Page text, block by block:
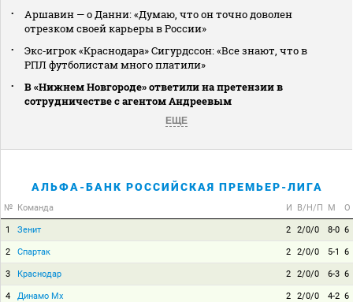
Аршавин — о Данни: «Думаю, что он точно доволен
отрезком своей карьеры в России»
Экс‑игрок «Краснодара» Сигурдссон: «Все знают, что в
РПЛ футболистам много платили»
В «Нижнем Новгороде» ответили на претензии в
сотрудничестве с агентом Андреевым
ЕЩЕ
АЛЬФА-БАНК РОССИЙСКАЯ ПРЕМЬЕР-ЛИГА
№ Команда И В/Н/П М О
1 Зенит 2 2/0/0 8-0 6
2 Спартак 2 2/0/0 5-1 6
3 Краснодар 2 2/0/0 6-3 6
4 Динамо Мх 2 2/0/0 4-2 6